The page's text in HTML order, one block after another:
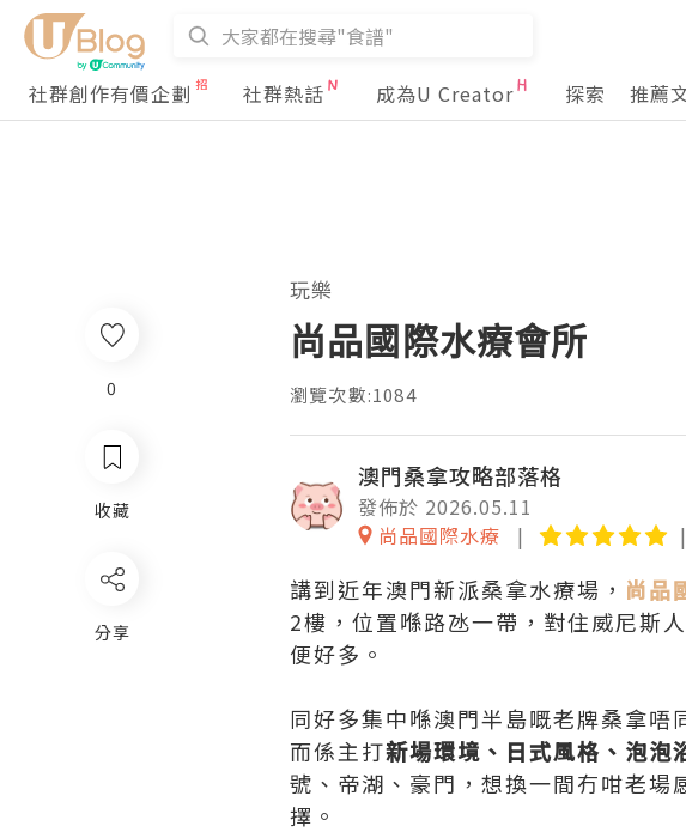
社群創作有價企劃
社群熱話 成為U Creator 探索 推薦
0
收藏
分享
玩樂
尚品國際水療會所
瀏覽次數:1084
澳門桑拿攻略部落格
發佈於 2026.05.11
尚品國際水療
講到近年澳門新派桑拿水療場， 尚品
2樓，位置喺路氹一帶，對住威尼斯
便好多。
同好多集中喺澳門半島嘅老牌桑拿唔
而係主打新場環境、日式風格、泡泡
號、帝湖、豪門，想換一間冇咁老
擇。